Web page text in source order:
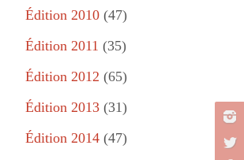
Édition 2010 (47)
Édition 2011 (35)
Édition 2012 (65)
Édition 2013 (31)
Édition 2014 (47)